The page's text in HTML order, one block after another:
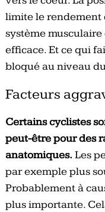
limite le rendement
système
efficace. Et ce qui
bloqué au niveau
Facteurs
Certains cyclistes
peut-être pour des
anatomiques.Les
par exemple plus
Probablement à
plus importante.